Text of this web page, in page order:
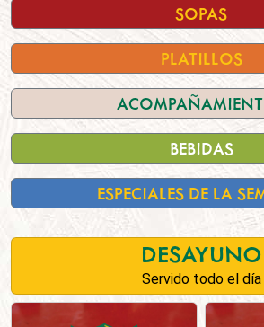
SOPAS
PLATILLOS
BEBIDAS
ESPECIALES DE LA
DESAYUNO
Servido todo el día